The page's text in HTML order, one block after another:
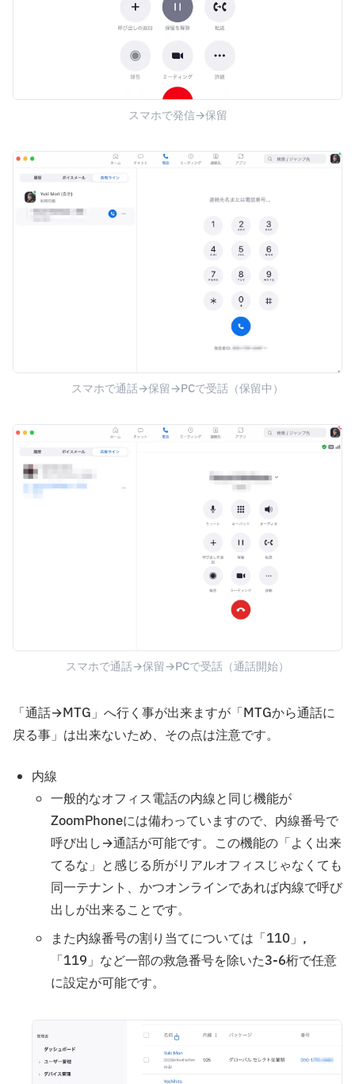
スマホで発信→保留
スマホで通話→保留→PCで受話（保留中）
スマホで通話→保留→PCで受話（通話開始）
「通話→MTG」へ行く事が出来ますが「MTGから通話に
戻る事」は出来ないため、その点は注意です。
内線
一般的なオフィス電話の内線と同じ機能が
ZoomPhoneには備わっていますので、内線番号で
呼び出し→通話が可能です。この機能の「よく出来
てるな」と感じる所がリアルオフィスじゃなくても
同一テナント、かつオンラインであれば内線で呼び
出しが出来ることです。
また内線番号の割り当てについては「110」,
「119」など一部の救急番号を除いた3-6桁で任意
に設定が可能です。